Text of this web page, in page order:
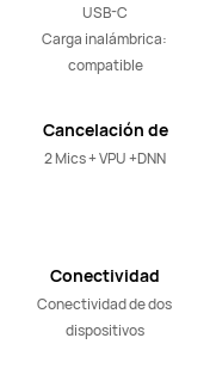
USB-C
Carga inalámbrica:
compatible
Cancelación de
ruido de llamada
2 Mics + VPU +DNN
Conectividad
Conectividad de dos
dispositivos